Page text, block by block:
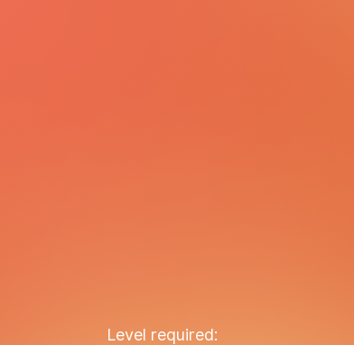
Level required: